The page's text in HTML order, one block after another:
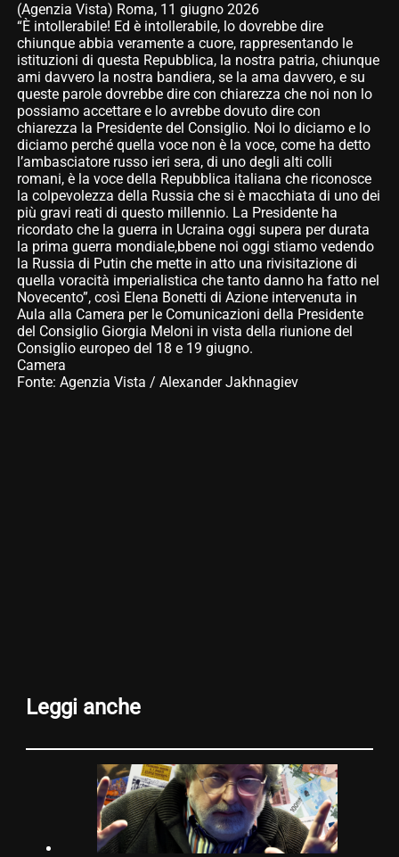
(Agenzia Vista) Roma, 11 giugno 2026
“È intollerabile! Ed è intollerabile, lo dovrebbe dire
chiunque abbia veramente a cuore, rappresentando le
istituzioni di questa Repubblica, la nostra patria, chiunque
ami davvero la nostra bandiera, se la ama davvero, e su
queste parole dovrebbe dire con chiarezza che noi non lo
possiamo accettare e lo avrebbe dovuto dire con
chiarezza la Presidente del Consiglio. Noi lo diciamo e lo
diciamo perché quella voce non è la voce, come ha detto
l’ambasciatore russo ieri sera, di uno degli alti colli
romani, è la voce della Repubblica italiana che riconosce
la colpevolezza della Russia che si è macchiata di uno dei
più gravi reati di questo millennio. La Presidente ha
ricordato che la guerra in Ucraina oggi supera per durata
la prima guerra mondiale,bbene noi oggi stiamo vedendo
la Russia di Putin che mette in atto una rivisitazione di
quella voracità imperialistica che tanto danno ha fatto nel
Novecento”, così Elena Bonetti di Azione intervenuta in
Aula alla Camera per le Comunicazioni della Presidente
del Consiglio Giorgia Meloni in vista della riunione del
Consiglio europeo del 18 e 19 giugno.
Camera
Fonte: Agenzia Vista / Alexander Jakhnagiev
Leggi anche